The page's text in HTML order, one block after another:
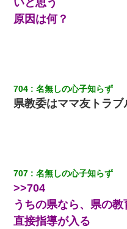
【衝撃】ヤンキー女に「サせ
兄の新しい嫁がやらかしすぎ
の幼稚園に来る
17年飼っていた犬が亡くなっ
近づいて頭突きをしてきて…
ずっとニートだと思ってた同
とか知らなかった…
原因は何？
704 名無しの心子知らず
県教委はママ友トラ
707 名無しの心子知らず
>>704
うちの県なら、県の
直接指導が入る